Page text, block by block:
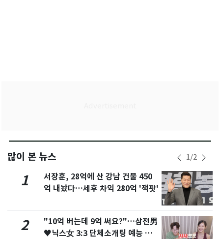
많이 본 뉴스 1/2
1
서장훈, 28억에 산 강남 건물 450
억 내놨다…세후 차익 280억 '잭팟'
2
"10억 버는데 9억 써요?"…삼전男
♥닉스女 3:3 단체소개팅 예능 화